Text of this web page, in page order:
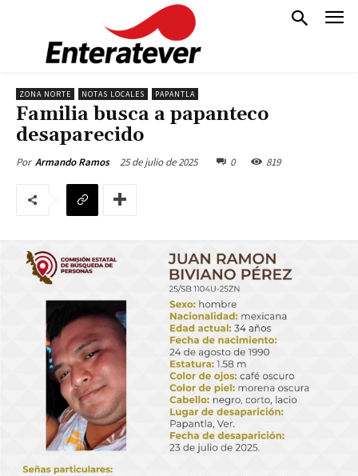
ZONA NORTE NOTAS LOCALES PAPANTLA
Familia busca a papanteco
desaparecido
Por Armando Ramos 25 de julio de 2025 0 819